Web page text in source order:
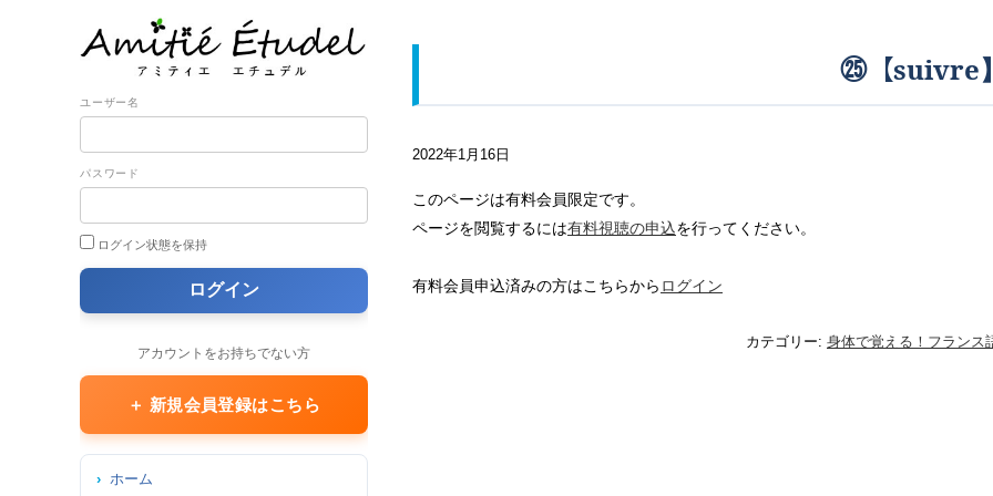
㉕【suivre】
2022年1月16日
このページは有料会員限定です。
ページを閲覧するには有料視聴の申込を行ってください。
有料会員申込済みの方はこちらから ログイン
カテゴリー: 身体で覚える！フラン
ユーザー名
パスワード
ログイン状態を保持
アカウントをお持ちでない方
＋ 新規会員登録はこちら
ホーム